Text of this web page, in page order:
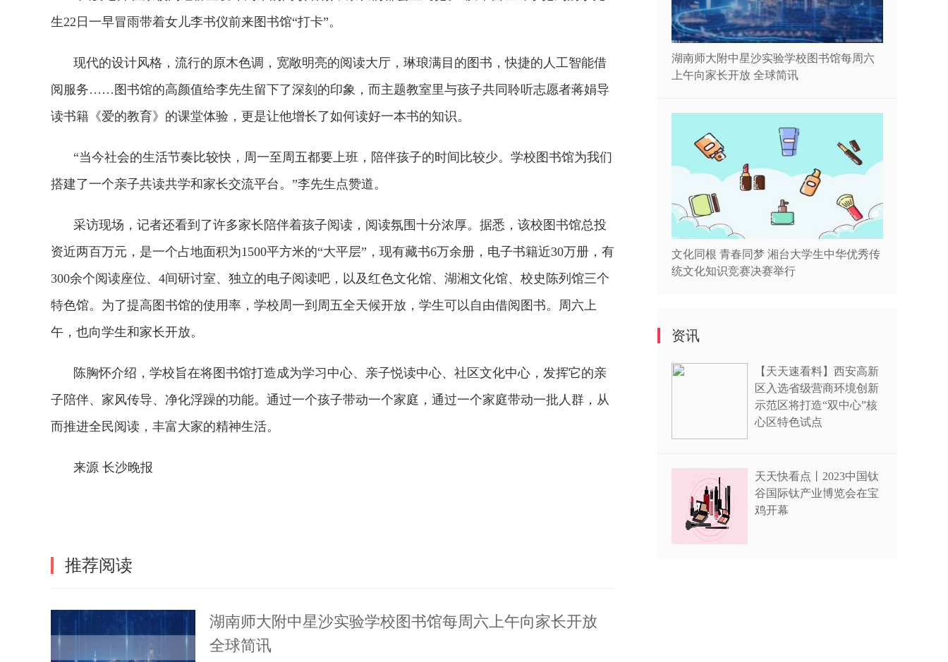
生22日一早冒雨带着女儿李书仪前来图书馆“打卡”。
现代的设计风格，流行的原木色调，宽敞明亮的阅读大厅，琳琅满目的图书，快捷的人工智能借
阅服务……图书馆的高颜值给李先生留下了深刻的印象，而主题教室里与孩子共同聆听志愿者蒋娟导
读书籍《爱的教育》的课堂体验，更是让他增长了如何读好一本书的知识。
“当今社会的生活节奏比较快，周一至周五都要上班，陪伴孩子的时间比较少。学校图书馆为我们
搭建了一个亲子共读共学和家长交流平台。”李先生点赞道。
采访现场，记者还看到了许多家长陪伴着孩子阅读，阅读氛围十分浓厚。据悉，该校图书馆总投
资近两百万元，是一个占地面积为1500平方米的“大平层”，现有藏书6万余册，电子书籍近30万册，有
300余个阅读座位、4间研讨室、独立的电子阅读吧，以及红色文化馆、湖湘文化馆、校史陈列馆三个
特色馆。为了提高图书馆的使用率，学校周一到周五全天候开放，学生可以自由借阅图书。周六上
午，也向学生和家长开放。
陈胸怀介绍，学校旨在将图书馆打造成为学习中心、亲子悦读中心、社区文化中心，发挥它的亲
子陪伴、家风传导、净化浮躁的功能。通过一个孩子带动一个家庭，通过一个家庭带动一批人群，从
而推进全民阅读，丰富大家的精神生活。
来源 长沙晚报
推荐阅读
湖南师大附中星沙实验学校图书馆每周六上午向家长开放
全球简讯
湖南师大附中星沙实验学校图书馆每周六
上午向家长开放 全球简讯
文化同根 青春同梦 湘台大学生中华优秀传
统文化知识竞赛决赛举行
资讯
【天天速看料】西安高新
区入选省级营商环境创新
示范区将打造“双中心”核
心区特色试点
天天快看点丨2023中国钛
谷国际钛产业博览会在宝
鸡开幕